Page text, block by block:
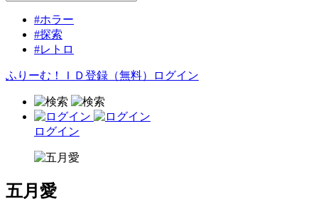
#ホラー
#探索
#レトロ
ふりーむ！ＩＤ登録（無料） ログイン
ログイン
五月愛